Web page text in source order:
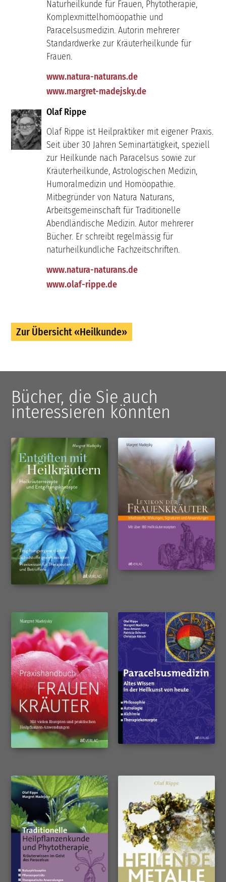
Naturheilkunde für Frauen, Phytotherapie,
Komplexmittelhomöopathie und
Paracelsusmedizin. Autorin mehrerer
Standardwerke zur Kräuterheilkunde für
Frauen.
www.natura-naturans.de
www.margret-madejsky.de
Olaf Rippe
Olaf Rippe ist Heilpraktiker mit eigener Praxis.
Seit über 30 Jahren Seminartätigkeit, speziell
zur Heilkunde nach Paracelsus sowie zur
Kräuterheilkunde, Astrologischen Medizin,
Humoralmedizin und Homöopathie.
Mitbegründer von Natura Naturans,
Arbeitsgemeinschaft für Traditionelle
Abendländische Medizin. Autor mehrerer
Bücher. Er schreibt regelmässig für
naturheilkundliche Fachzeitschriften.
www.natura-naturans.de
www.olaf-rippe.de
Zur Übersicht «Heilkunde»
Bücher, die Sie auch
interessieren könnten